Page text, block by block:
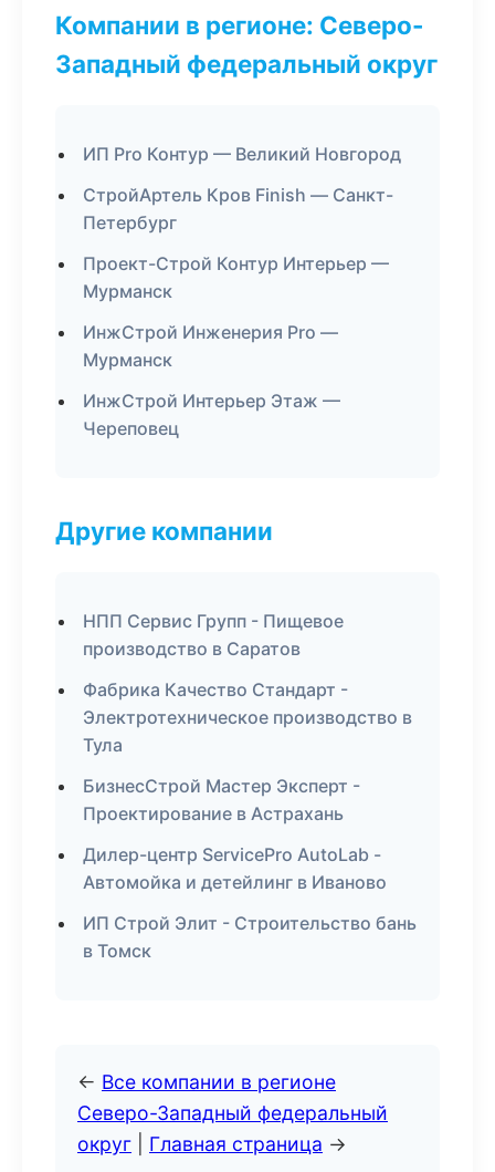
Компании в регионе: Северо-
Западный федеральный округ
ИП Pro Контур — Великий Новгород
СтройАртель Кров Finish — Санкт-
Петербург
Проект-Строй Контур Интерьер —
Мурманск
ИнжСтрой Инженерия Pro —
Мурманск
ИнжСтрой Интерьер Этаж —
Череповец
Другие компании
НПП Сервис Групп - Пищевое
производство в Саратов
Фабрика Качество Стандарт -
Электротехническое производство в
Тула
БизнесСтрой Мастер Эксперт -
Проектирование в Астрахань
Дилер-центр ServicePro AutoLab -
Автомойка и детейлинг в Иваново
ИП Строй Элит - Строительство бань
в Томск
← Все компании в регионе
Северо-Западный федеральный
округ
Главная страница →